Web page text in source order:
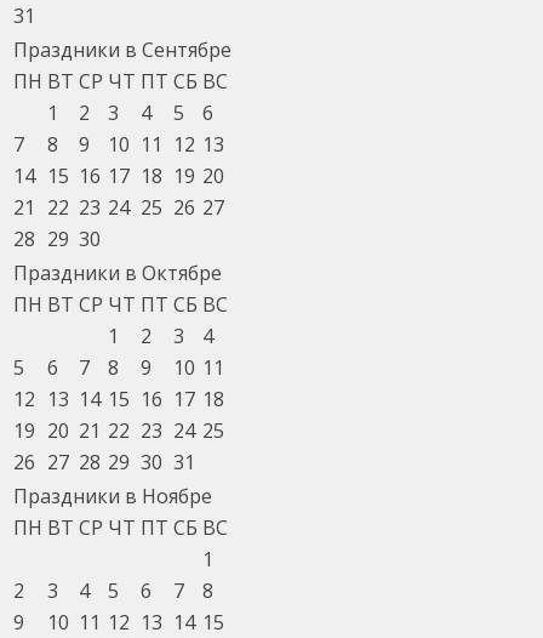
31
Праздники в Сентябре
ПН ВТ СР ЧТ ПТ СБ ВС
1
2 3 4 5
6
7
8 9 10 11 12 13
14 15 16 17 18 19 20
21
22 23 24 25 26 27
28 29 30
Праздники в Октябре
ПН ВТ СР ЧТ ПТ СБ ВС
1
2 3
4
5
6 7 8 9 10 11
12 13 14 15 16 17 18
19 20 21 22 23 24 25
26 27 28 29 30 31
Праздники в Ноябре
ПН ВТ СР ЧТ ПТ СБ ВС
1
2
3 4 5 6 7
8
9
10 11 12 13 14 15